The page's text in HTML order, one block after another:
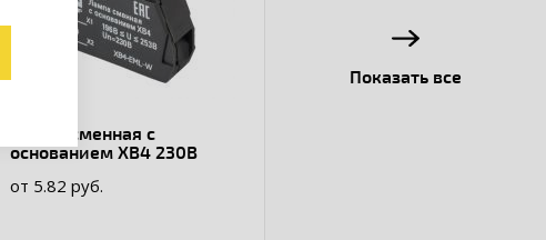
Лампа сменная c
основанием XB4 230В
от 5.82 руб.
Показать все